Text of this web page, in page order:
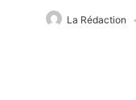
La Rédaction